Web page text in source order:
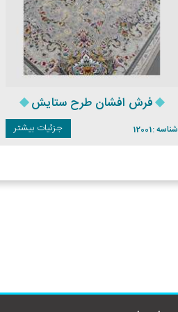
فرش افشان طرح ستایش
شناسه :12001 جزئیات بیشتر